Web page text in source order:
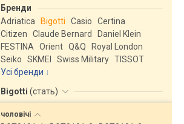
Бренди
Adriatica
Bigotti Casio
Certina
Citizen
Claude Bernard
Daniel Klein
FESTINA
Orient Q&Q
Royal London
Seiko
SKMEI Swiss Military TISSOT
Усі бренди
Bigotti (стать)
чоловічі